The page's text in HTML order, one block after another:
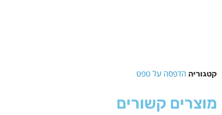
קטגוריה הדפסה על טפט
מוצרים קשורים